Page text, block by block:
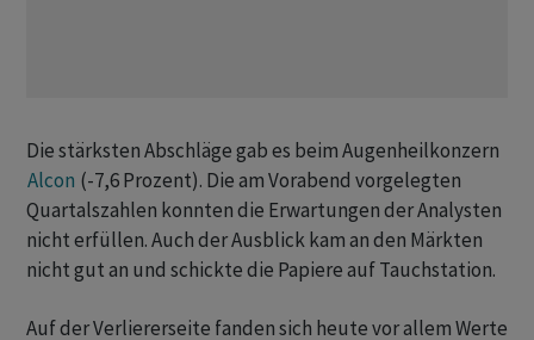
Die stärksten Abschläge gab es beim Augenheilkonzern
Alcon (-7,6 Prozent). Die am Vorabend vorgelegten
Quartalszahlen konnten die Erwartungen der Analysten
nicht erfüllen. Auch der Ausblick kam an den Märkten
nicht gut an und schickte die Papiere auf Tauchstation.
Auf der Verliererseite fanden sich heute vor allem Werte